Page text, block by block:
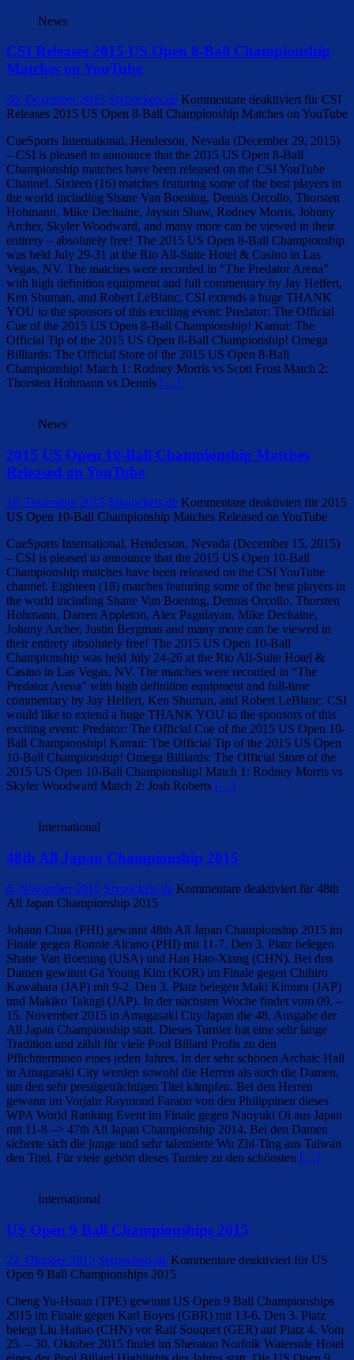
News
CSI Releases 2015 US Open 8-Ball Championship
Matches on YouTube
30. Dezember 2015 Sixpockets.de Kommentare deaktiviert für CSI
Releases 2015 US Open 8-Ball Championship Matches on YouTube
CueSports International, Henderson, Nevada (December 29, 2015)
– CSI is pleased to announce that the 2015 US Open 8-Ball
Championship matches have been released on the CSI YouTube
Channel. Sixteen (16) matches featuring some of the best players in
the world including Shane Van Boening, Dennis Orcollo, Thorsten
Hohmann, Mike Dechaine, Jayson Shaw, Rodney Morris, Johnny
Archer, Skyler Woodward, and many more can be viewed in their
entirety – absolutely free! The 2015 US Open 8-Ball Championship
was held July 29-31 at the Rio All-Suite Hotel & Casino in Las
Vegas, NV. The matches were recorded in “The Predator Arena”
with high definition equipment and full commentary by Jay Helfert,
Ken Shuman, and Robert LeBlanc. CSI extends a huge THANK
YOU to the sponsors of this exciting event: Predator: The Official
Cue of the 2015 US Open 8-Ball Championship! Kamui: The
Official Tip of the 2015 US Open 8-Ball Championship! Omega
Billiards: The Official Store of the 2015 US Open 8-Ball
Championship! Match 1: Rodney Morris vs Scott Frost Match 2:
Thorsten Hohmann vs Dennis […]
News
2015 US Open 10-Ball Championship Matches
Released on YouTube
16. Dezember 2015 Sixpockets.de Kommentare deaktiviert für 2015
US Open 10-Ball Championship Matches Released on YouTube
CueSports International, Henderson, Nevada (December 15, 2015)
– CSI is pleased to announce that the 2015 US Open 10-Ball
Championship matches have been released on the CSI YouTube
channel. Eighteen (18) matches featuring some of the best players in
the world including Shane Van Boening, Dennis Orcollo, Thorsten
Hohmann, Darren Appleton, Alex Pagulayan, Mike Dechaine,
Johnny Archer, Justin Bergman and many more can be viewed in
their entirety absolutely free! The 2015 US Open 10-Ball
Championship was held July 24-26 at the Rio All-Suite Hotel &
Casino in Las Vegas, NV. The matches were recorded in “The
Predator Arena” with high definition equipment and full-time
commentary by Jay Helfert, Ken Shuman, and Robert LeBlanc. CSI
would like to extend a huge THANK YOU to the sponsors of this
exciting event: Predator: The Official Cue of the 2015 US Open 10-
Ball Championship! Kamui: The Official Tip of the 2015 US Open
10-Ball Championship! Omega Billiards: The Official Store of the
2015 US Open 10-Ball Championship! Match 1: Rodney Morris vs
Skyler Woodward Match 2: Josh Roberts […]
International
48th All Japan Championship 2015
6. November 2015 Sixpockets.de Kommentare deaktiviert für 48th
All Japan Championship 2015
Johann Chua (PHI) gewinnt 48th All Japan Championship 2015 im
Finale gegen Ronnie Alcano (PHI) mit 11-7. Den 3. Platz belegen
Shane Van Boening (USA) und Han Hao-Xiang (CHN). Bei den
Damen gewinnt Ga Young Kim (KOR) im Finale gegen Chihiro
Kawahara (JAP) mit 9-2. Den 3. Platz belegen Maki Kimura (JAP)
und Makiko Takagi (JAP). In der nächsten Woche findet vom 09. –
15. November 2015 in Amagasaki City/Japan die 48. Ausgabe der
All Japan Championship statt. Dieses Turnier hat eine sehr lange
Tradition und zählt für viele Pool Billard Profis zu den
Pflichtterminen eines jeden Jahres. In der sehr schönen Archaic Hall
in Amagasaki City werden sowohl die Herren als auch die Damen,
um den sehr prestigeträchtigen Titel kämpfen. Bei den Herren
gewann im Vorjahr Raymond Faraon von den Philippinen dieses
WPA World Ranking Event im Finale gegen Naoyuki Oi aus Japan
mit 11-8 –> 47th All Japan Championship 2014. Bei den Damen
sicherte sich die junge und sehr talentierte Wu Zhi-Ting aus Taiwan
den Titel. Für viele gehört dieses Turnier zu den schönsten […]
International
US Open 9 Ball Championships 2015
22. Oktober 2015 Sixpockets.de Kommentare deaktiviert für US
Open 9 Ball Championships 2015
Cheng Yu-Hsuan (TPE) gewinnt US Open 9 Ball Championships
2015 im Finale gegen Karl Boyes (GBR) mit 13-6. Den 3. Platz
belegt Liu Haitao (CHN) vor Ralf Souquet (GER) auf Platz 4. Vom
25. – 30. Oktober 2015 findet im Sheraton Norfolk Waterside Hotel